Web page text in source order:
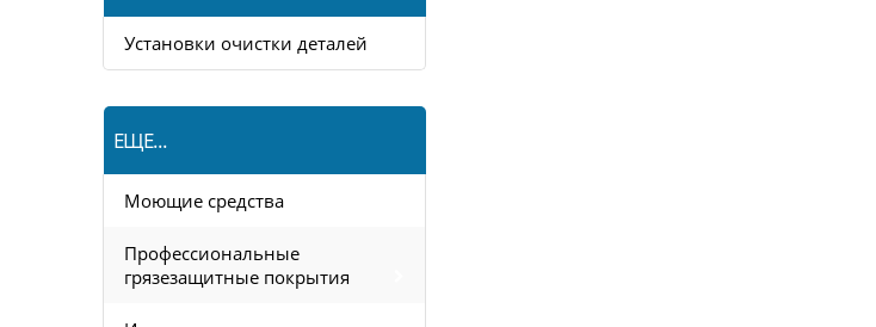
Установки очистки деталей
ЕЩЕ...
Моющие средства
Профессиональные
грязезащитные покрытия